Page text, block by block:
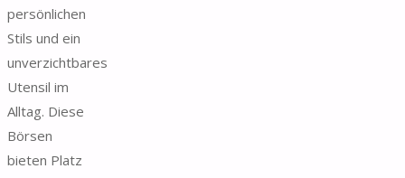
persönlichen
Stils und ein
unverzichtbares
Utensil im
Alltag. Diese
Börsen
bieten Platz